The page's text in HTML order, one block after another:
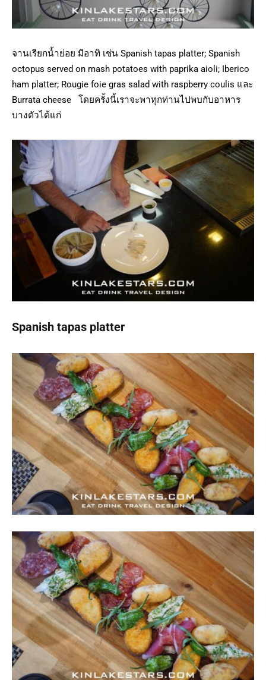
จานเรียกน้ำย่อย มีอาทิ เช่น Spanish tapas platter; Spanish
octopus served on mash potatoes with paprika aioli; Iberico
ham platter; Rougie foie gras salad with raspberry coulis และ
Burrata cheese โดยครั้งนี้เราจะพาทุกท่านไปพบกับอาหาร
บางตัวได้แก่
Spanish tapas platter